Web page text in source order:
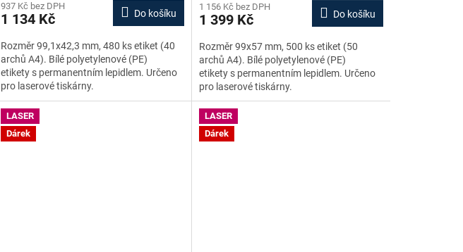
937 Kč bez DPH
1 134 Kč Do košíku
Rozměr 99,1x42,3 mm, 480 ks etiket (40
archů A4). Bílé polyetylenové (PE)
etikety s permanentním lepidlem. Určeno
pro laserové tiskárny.
1 156 Kč bez DPH
1 399 Kč Do košíku
Rozměr 99x57 mm, 500 ks etiket (50
archů A4). Bílé polyetylenové (PE)
etikety s permanentním lepidlem. Určeno
pro laserové tiskárny.
LASER
Dárek
LASER
Dárek